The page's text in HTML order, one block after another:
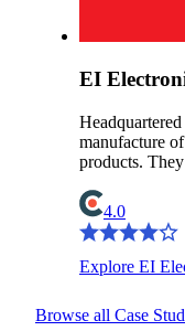
EI
manufacture
products.
4.0
Explore EI
Browse all Case